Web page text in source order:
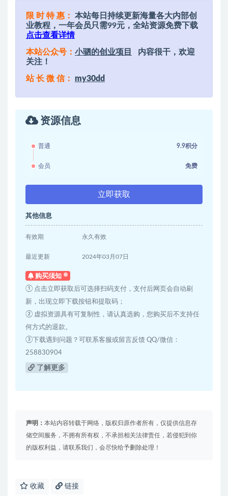
限 时 特 惠：
本站每日持续更新海量各大内部创
业教程，一年会员只需99元，全站资源免费下载
点击查看详情
本站公众号： 小驷的创业项目
内容很干，欢迎
关注！
站 长 微 信： my30dd
资源信息
普通 9.9积分
会员 免费
立即获取
其他信息
有效期 永久有效
最近更新 2024年03月07日
购买须知
① 点击立即获取后可选择扫码支付，支付后网页会自动刷
新，出现立即下载按钮和提取码；
② 虚拟资源具有可复制性，请认真选购，您购买后不支持任
何方式的退款。
③下载遇到问题？可联系客服或留言反馈 QQ/微信：
258830904
了解更多
声明： 本站内容转载于网络，版权归原作者所有，仅提供信息存
储空间服务，不拥有所有权，不承担相关法律责任，若侵犯到你
的版权利益，请联系我们，会尽快给予删除处理！
收藏 链接